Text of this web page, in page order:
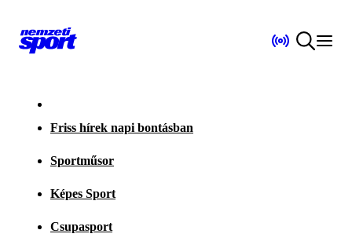
Friss hírek napi bontásban
Sportműsor
Képes Sport
Csupasport